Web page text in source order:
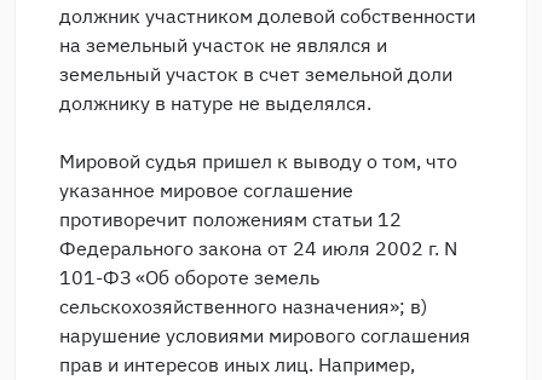
должник участником долевой собственности
на земельный участок не являлся и
земельный участок в счет земельной доли
должнику в натуре не выделялся.
Мировой судья пришел к выводу о том, что
указанное мировое соглашение
противоречит положениям статьи 12
Федерального закона от 24 июля 2002 г. N
101-ФЗ «Об обороте земель
сельскохозяйственного назначения»; в)
нарушение условиями мирового соглашения
прав и интересов иных лиц. Например,